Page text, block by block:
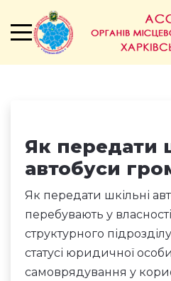
Як передати
автобуси
Як передати шкільні
перебувають у
структурного
статусі юридичної
самоврядування у